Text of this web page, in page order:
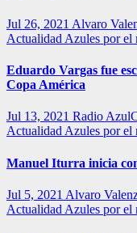
Jul 26, 2021 Alvaro
Actualidad Azules por el
Eduardo Vargas fue
Copa América
Jul 13, 2021 Radio
Actualidad Azules por el
Manuel Iturra inicia
Jul 5, 2021 Alvaro
Actualidad Azules por el